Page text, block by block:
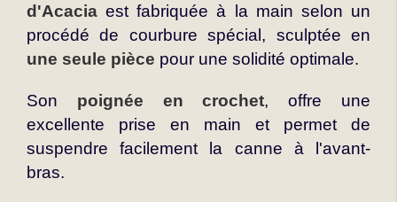
d'Acacia est fabriquée à la main selon un
procédé de courbure spécial, sculptée en
une seule pièce pour une solidité optimale.
Son poignée en crochet, offre une
excellente prise en main et permet de
suspendre facilement la canne à l'avant-
bras.